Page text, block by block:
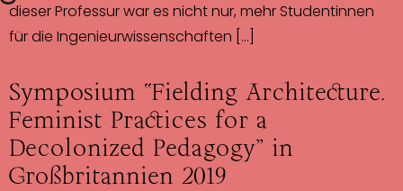
dieser Professur war es nicht nur, mehr Studentinnen
für die Ingenieurwissenschaften […]
Symposium “Fielding Architecture.
Feminist Practices for a
Decolonized Pedagogy” in
Großbritannien 2019